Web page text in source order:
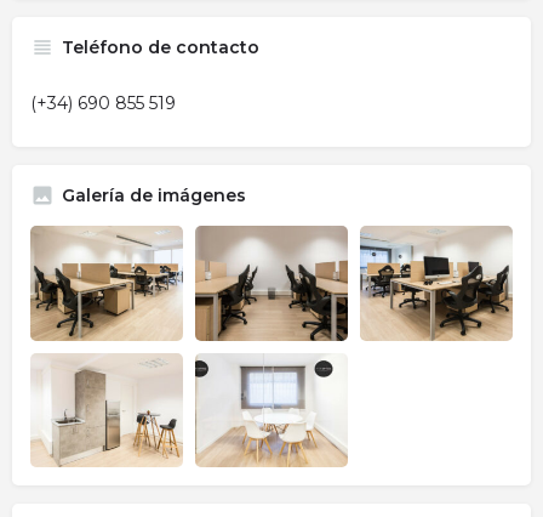
Teléfono de contacto
(+34) 690 855 519
Galería de imágenes